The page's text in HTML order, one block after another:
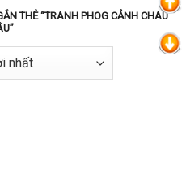
THẺ “TRANH PHOG CẢNH CHAU